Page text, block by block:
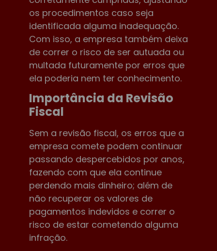
os procedimentos caso seja
identificada alguma inadequação.
Com isso, a empresa também deixa
de correr o risco de ser autuada ou
multada futuramente por erros que
ela poderia nem ter conhecimento.
Importância da Revisão
Fiscal
Sem a revisão fiscal, os erros que a
empresa comete podem continuar
passando despercebidos por anos,
fazendo com que ela continue
perdendo mais dinheiro; além de
não recuperar os valores de
pagamentos indevidos e correr o
risco de estar cometendo alguma
infração.